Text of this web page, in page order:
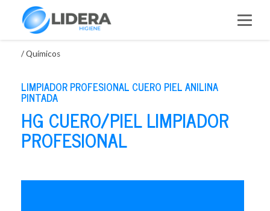
/Químicos
LIMPIADOR PROFESIONAL CUERO PIEL ANILINA
PINTADA
HG CUERO/PIEL LIMPIADOR
PROFESIONAL